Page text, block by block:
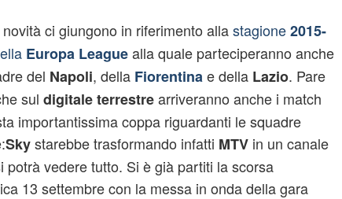
ci giungono in riferimento allastagione2015-
Europa Leaguealla quale parteciperanno anche
del Napoli, della Fiorentina e della Lazio. Pare
sul digitale terrestrearriveranno anche i match
importantissima coppa riguardanti le squadre
Skystarebbe trasformando infatti MTV in un canale
potrà vedere tutto. Si è già partiti la scorsa
13 settembre con la messa in onda della gara